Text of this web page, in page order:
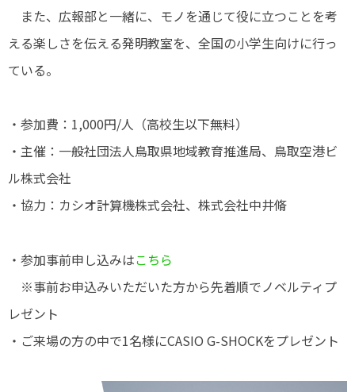
また、広報部と一緒に、モノを通じて役に立つことを考
える楽しさを伝える発明教室を、全国の小学生向けに行っ
ている。
・参加費：1,000円/人（高校生以下無料）
・主催：一般社団法人鳥取県地域教育推進局、鳥取空港ビ
ル株式会社
・協力：カシオ計算機株式会社、株式会社中井脩
・参加事前申し込みはこちら
※事前お申込みいただいた方から先着順でノベルティプ
レゼント
・ご来場の方の中で1名様にCASIO G-SHOCKをプレゼント